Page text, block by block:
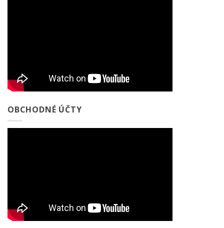
OBCHODNÉ ÚČTY